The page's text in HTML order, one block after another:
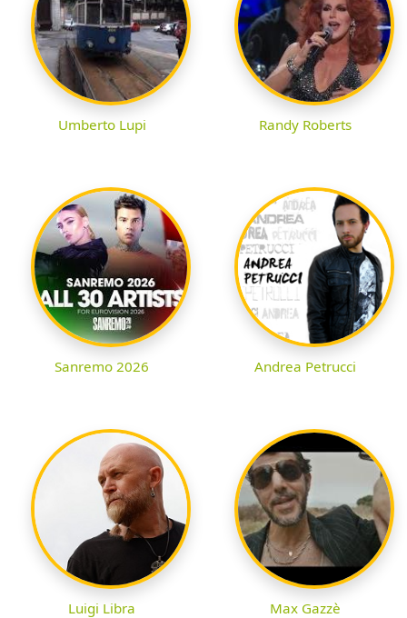
Umberto Lupi Randy Roberts
Sanremo 2026 Andrea Petrucci
Luigi Libra Max Gazzè